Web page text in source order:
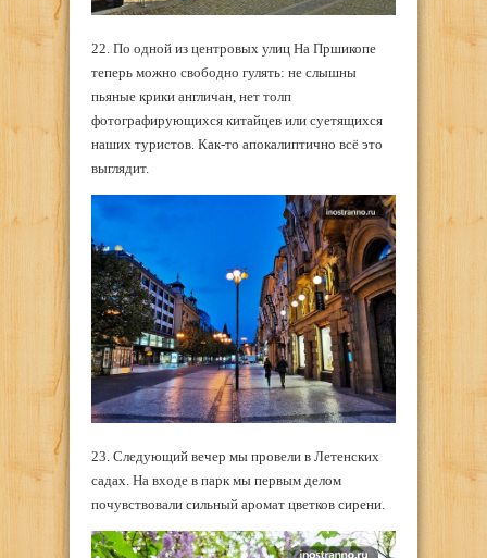
22. По одной из центровых улиц На Пршикопе
теперь можно свободно гулять: не слышны
пьяные крики англичан, нет толп
фотографирующихся китайцев или суетящихся
наших туристов. Как-то апокалиптично всё это
выглядит.
23. Следующий вечер мы провели в Летенских
садах. На входе в парк мы первым делом
почувствовали сильный аромат цветков сирени.